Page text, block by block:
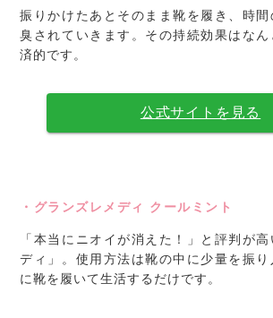
振りかけたあとそのまま靴を履き、時
臭されていきます。その持続効果はな
済的です。
公式サイトを見る
・グランズレメディ クールミント
「本当にニオイが消えた！」と評判が
ディ」。使用方法は靴の中に少量を振り
に靴を履いて生活するだけです。